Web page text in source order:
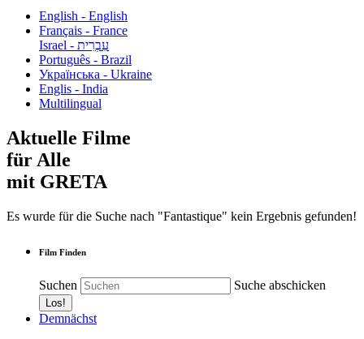
English - English
Français - France
עִבְרִית - Israel
Português - Brazil
Українська - Ukraine
Englis - India
Multilingual
Aktuelle Filme
für Alle
mit GRETA
Es wurde für die Suche nach "Fantastique" kein Ergebnis gefunden!
Film Finden
Suchen Suche abschicken
Demnächst